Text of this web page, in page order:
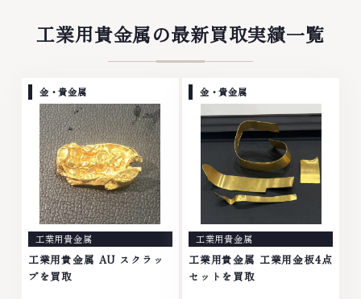
ており、他店ではお値段の付かな
かったお品物でも、一点一点丁寧
959-764営業時間: 10:00～
19:00定休日: 年中無休
計、多くのお品物の高価買取りを
実現しており、他店ではお値段の
軽にご連絡ください。TEL:
0120-959-764営業時間: 10:00
～19:00定休日: 年中無休
工業用貴金属の最新買取実績一覧
金・貴金属
工業用貴金属
工業用貴金属 AU スクラッ
プを買取
金・貴金属
工業用貴金属
工業用貴金属 工業用金板4点
セットを買取